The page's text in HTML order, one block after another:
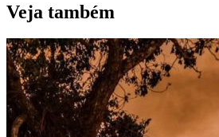
Veja também